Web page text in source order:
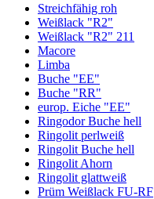
Streichfähig roh
Weißlack "R2"
Weißlack "R2" 211
Macore
Limba
Buche "EE"
Buche "RR"
europ. Eiche "EE"
Ringodor Buche hell
Ringolit perlweiß
Ringolit Buche hell
Ringolit Ahorn
Ringolit glattweiß
Prüm Weißlack FU-RF